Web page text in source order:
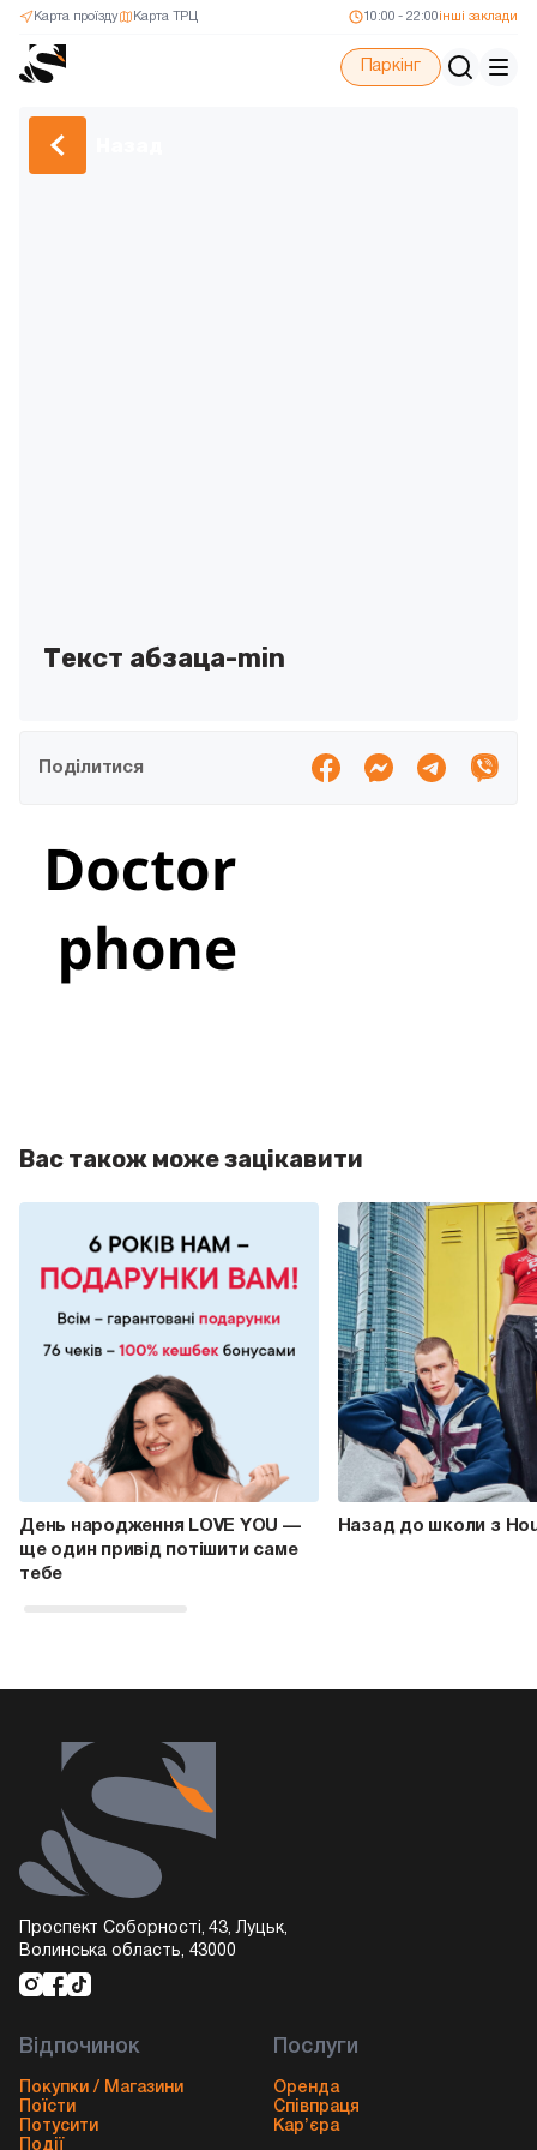
Карта ТРЦ
Карта проїзду 10:00 - 22:00 інші заклади
Паркінг
Текст абзаца-min
Поділитися
Вас також може зацікавити
День народження LOVE YOU —
ще один привід потішити саме
тебе
Назад до школи з
Проспект Соборності, 43, Луцьк,
Волинська область, 43000
Відпочинок
Покупки / Магазини
Поїсти
Потусити
Події
Послуги
Оренда
Співпраця
Кар’єра